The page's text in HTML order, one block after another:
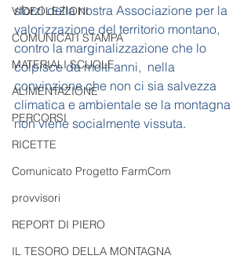
VIDEOLEZIONI
COMUNICATI STAMPA
MATERIALI SCUOLE
ALIMENTAZIONE
PERCORSI
RICETTE
Comunicato Progetto FarmCom
provvisori
REPORT DI PIERO
IL TESORO DELLA MONTAGNA
sforzi della nostra Associazione per la
valorizzazione del territorio montano,
contro la marginalizzazione che lo
colpisce da molti anni,  nella
convinzione che non ci sia salvezza
climatica e ambientale se la montagna
non viene socialmente vissuta.